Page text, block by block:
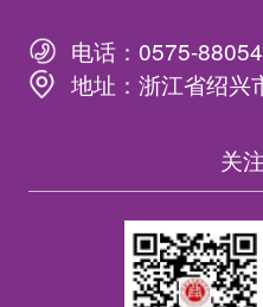
电话： 0575-
地址： 浙江省绍兴
关